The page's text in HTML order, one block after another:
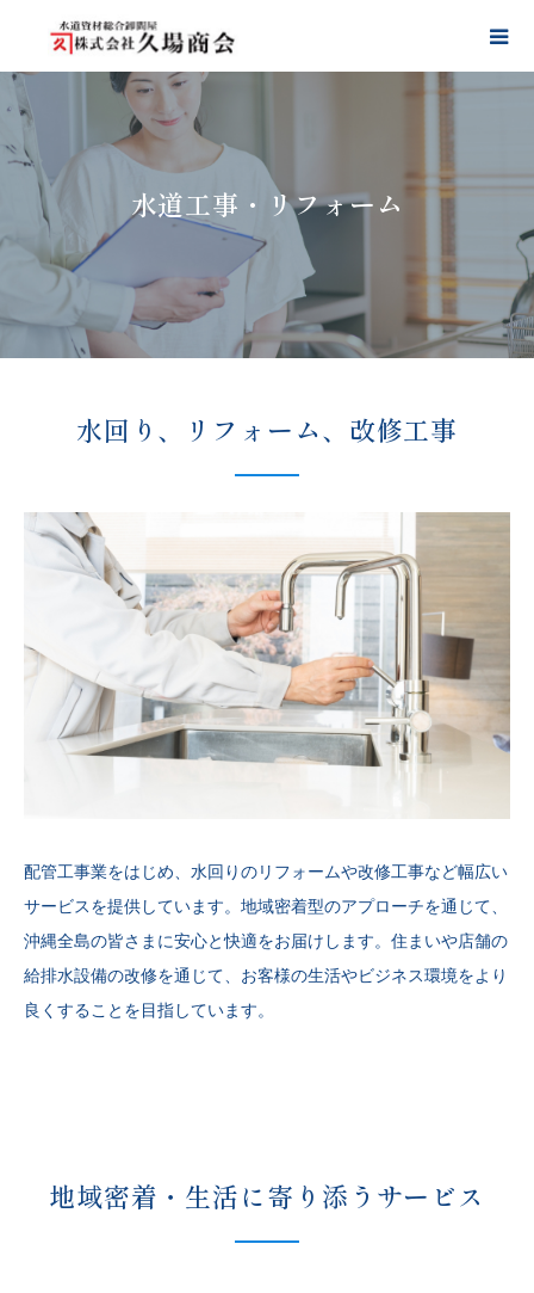
水道工事・リフォーム
水回り、リフォーム、 改修工事
配管工事業をはじめ、水回りのリフォームや改修工事など幅広い
サービスを提供しています。地域密着型のアプローチを通じて、
沖縄全島の皆さまに安心と快適をお届けします。住まいや店舗の
給排水設備の改修を通じて、お客様の生活やビジネス環境をより
良くすることを目指しています。
地域密着・生活に寄り添うサービス